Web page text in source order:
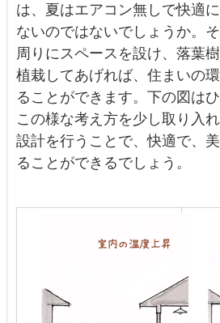
は、夏はエアコン無しで快適
ないのではないでしょうか。
周りにスペースを設け、落葉
植栽してあげれば、住まいの
ることができます。下の図は
この様な考え方を少し取り入
設計を行うことで、快適で、
ることができるでしょう。